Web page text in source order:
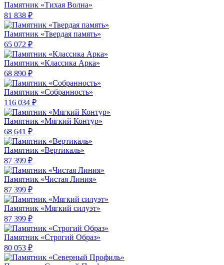
Памятник «Тихая Волна»
81 838 ₽
Памятник «Твердая память»
65 072 ₽
Памятник «Классика Арка»
68 890 ₽
Памятник «Собранность»
116 034 ₽
Памятник «Мягкий Контур»
68 641 ₽
Памятник «Вертикаль»
87 399 ₽
Памятник «Чистая Линия»
87 399 ₽
Памятник «Мягкий силуэт»
87 399 ₽
Памятник «Строгий Образ»
80 053 ₽